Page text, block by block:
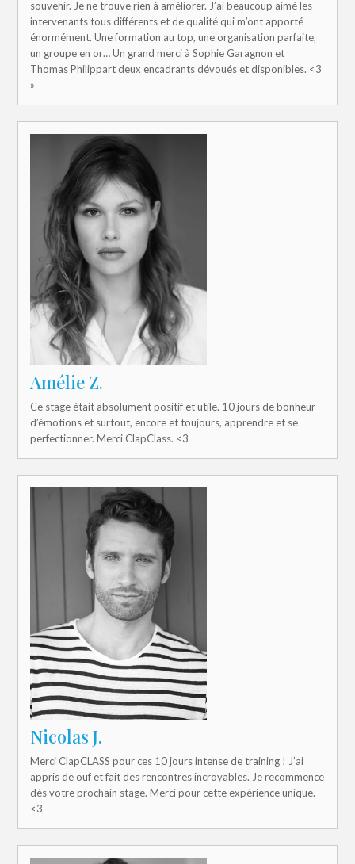
souvenir. Je ne trouve rien à améliorer. J’ai beaucoup aimé les
intervenants tous différents et de qualité qui m’ont apporté
énormément. Une formation au top, une organisation parfaite,
un groupe en or… Un grand merci à Sophie Garagnon et
Thomas Philippart deux encadrants dévoués et disponibles. <3
»
Amélie Z.
Ce stage était absolument positif et utile. 10 jours de bonheur
d’émotions et surtout, encore et toujours, apprendre et se
perfectionner. Merci ClapClass. <3
Nicolas J.
Merci ClapCLASS pour ces 10 jours intense de training ! J’ai
appris de ouf et fait des rencontres incroyables. Je recommence
dès votre prochain stage. Merci pour cette expérience unique.
<3